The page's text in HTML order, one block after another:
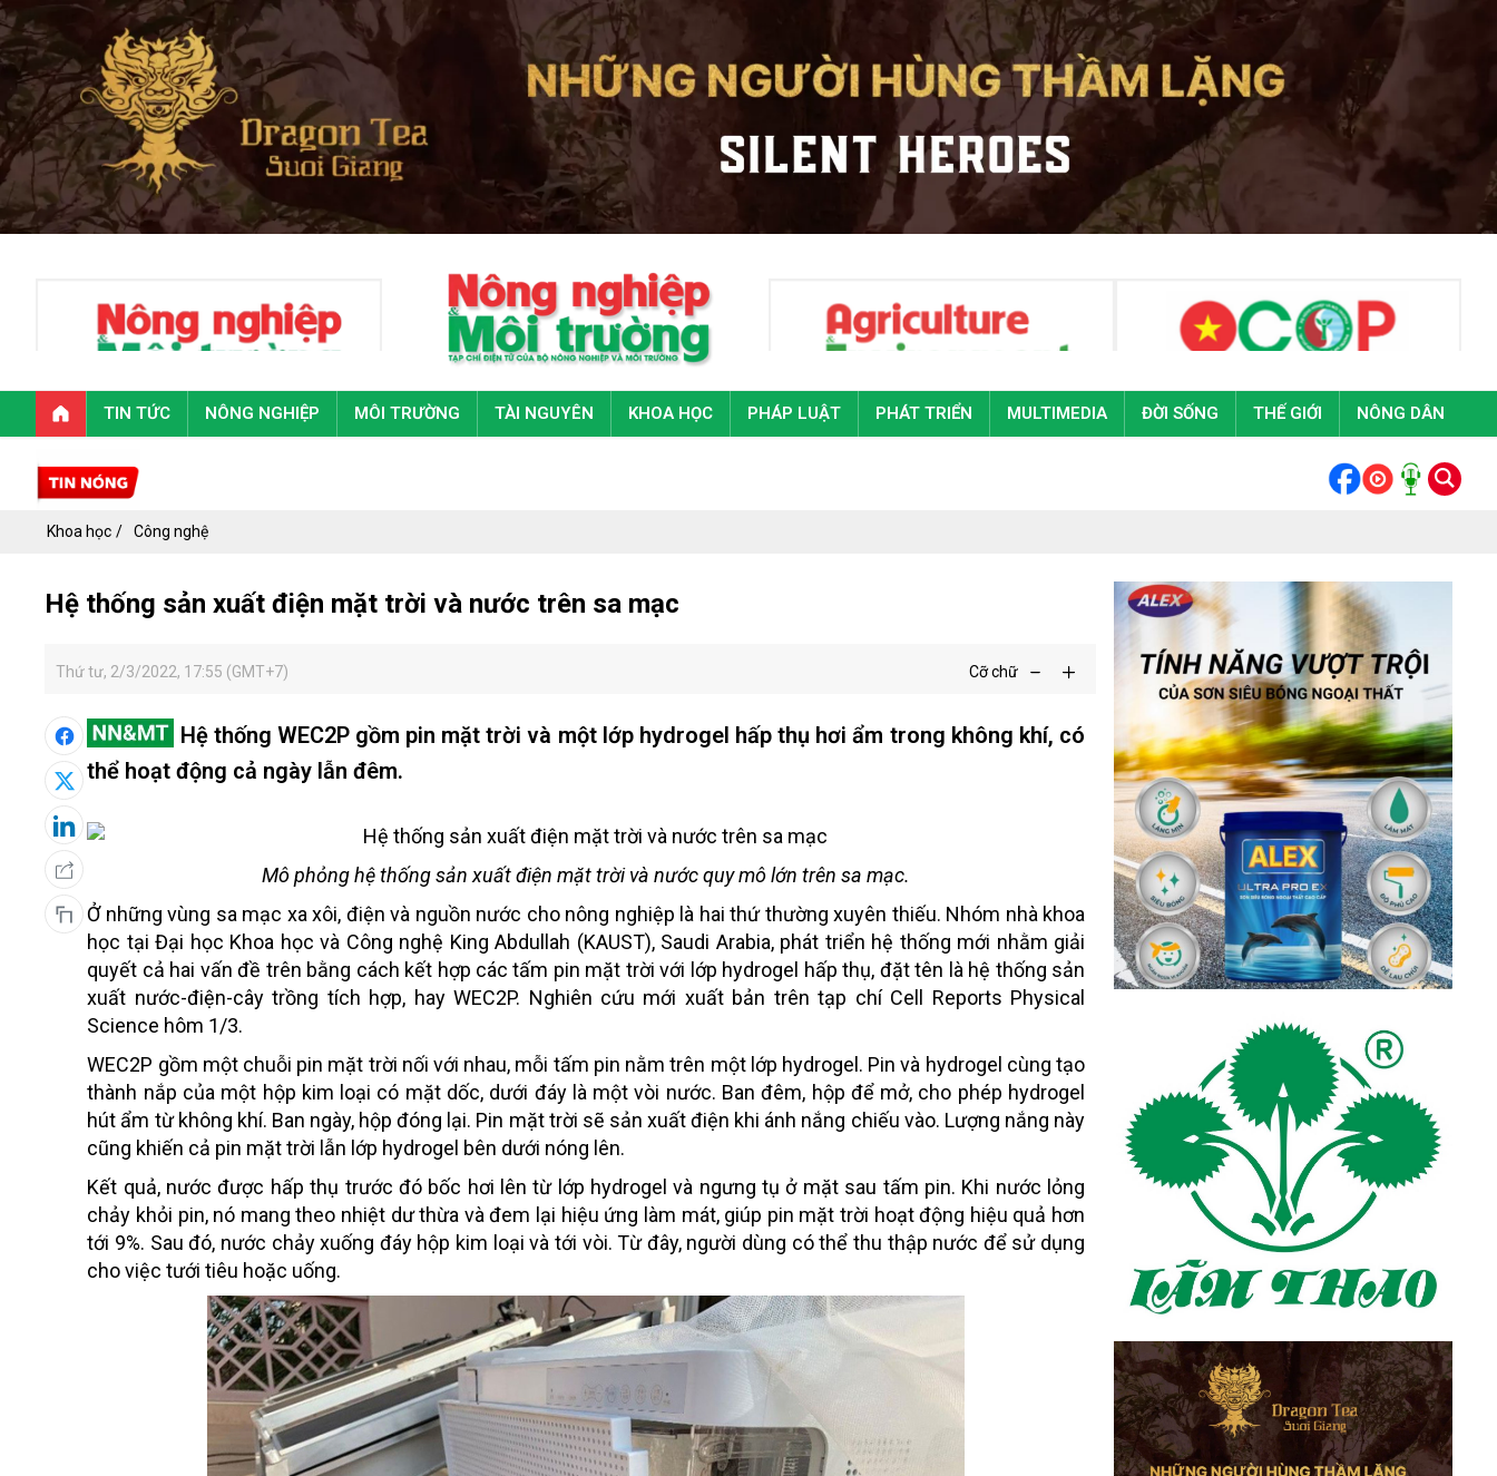
TIN TỨC NÔNG NGHIỆP MÔI TRƯỜNG TÀI NGUYÊN KHOA HỌC PHÁP LUẬT PHÁT TRIỂN MULTIMEDIA ĐỜI SỐNG THẾ GIỚI NÔNG DÂN
Khoa học Công nghệ
Hệ thống sản xuất điện mặt trời và nước trên sa mạc
Thứ tư, 2/3/2022, 17:55 (GMT+7) Cỡ chữ
Hệ thống WEC2P gồm pin mặt trời và một lớp hydrogel hấp thụ hơi ẩm trong không khí, có
thể hoạt động cả ngày lẫn đêm.
Mô phỏng hệ thống sản xuất điện mặt trời và nước quy mô lớn trên sa mạc.
Ở những vùng sa mạc xa xôi, điện và nguồn nước cho nông nghiệp là hai thứ thường xuyên thiếu. Nhóm nhà khoa
học tại Đại học Khoa học và Công nghệ King Abdullah (KAUST), Saudi Arabia, phát triển hệ thống mới nhằm giải
quyết cả hai vấn đề trên bằng cách kết hợp các tấm pin mặt trời với lớp hydrogel hấp thụ, đặt tên là hệ thống sản
xuất nước-điện-cây trồng tích hợp, hay WEC2P. Nghiên cứu mới xuất bản trên tạp chí Cell Reports Physical
Science hôm 1/3.
WEC2P gồm một chuỗi pin mặt trời nối với nhau, mỗi tấm pin nằm trên một lớp hydrogel. Pin và hydrogel cùng tạo
thành nắp của một hộp kim loại có mặt dốc, dưới đáy là một vòi nước. Ban đêm, hộp để mở, cho phép hydrogel
hút ẩm từ không khí. Ban ngày, hộp đóng lại. Pin mặt trời sẽ sản xuất điện khi ánh nắng chiếu vào. Lượng nắng này
cũng khiến cả pin mặt trời lẫn lớp hydrogel bên dưới nóng lên.
Kết quả, nước được hấp thụ trước đó bốc hơi lên từ lớp hydrogel và ngưng tụ ở mặt sau tấm pin. Khi nước lỏng
chảy khỏi pin, nó mang theo nhiệt dư thừa và đem lại hiệu ứng làm mát, giúp pin mặt trời hoạt động hiệu quả hơn
tới 9%. Sau đó, nước chảy xuống đáy hộp kim loại và tới vòi. Từ đây, người dùng có thể thu thập nước để sử dụng
cho việc tưới tiêu hoặc uống.